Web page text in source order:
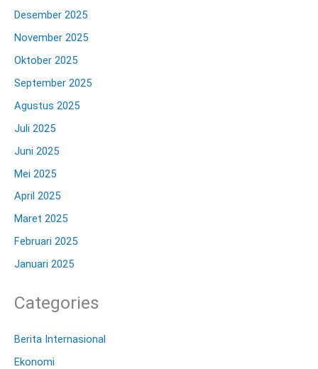
Desember 2025
November 2025
Oktober 2025
September 2025
Agustus 2025
Juli 2025
Juni 2025
Mei 2025
April 2025
Maret 2025
Februari 2025
Januari 2025
Categories
Berita Internasional
Ekonomi